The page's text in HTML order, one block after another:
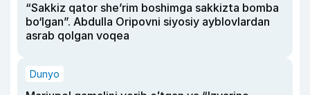
“Sakkiz qator she’rim boshimga sakkizta bomba
bo‘lgan”. Abdulla Oripovni siyosiy ayblovlardan
asrab qolgan voqea
Dunyo